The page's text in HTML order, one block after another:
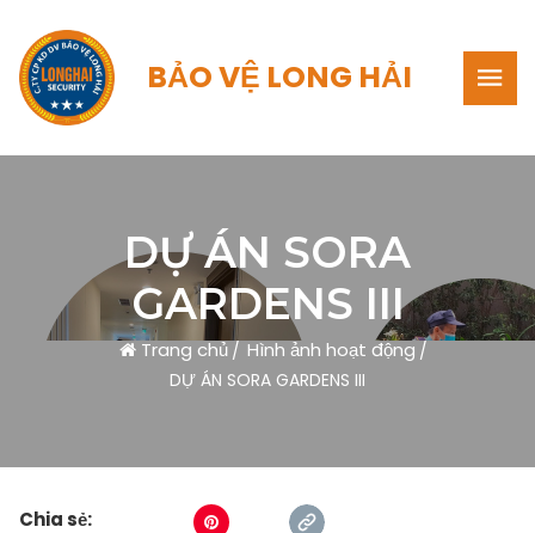
BẢO VỆ LONG HẢI
DỰ ÁN SORA
GARDENS III
Trang chủ Hình ảnh hoạt động
DỰ ÁN SORA GARDENS III
Chia sẻ: